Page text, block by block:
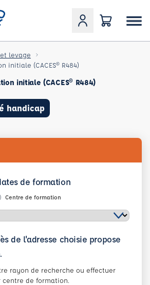
levage
initiale (CACES® R484)
initiale (CACES® R484)
handicap
de formation
Centre de formation
de l'adresse choisie propose
rayon de recherche ou effectuer
de formation.